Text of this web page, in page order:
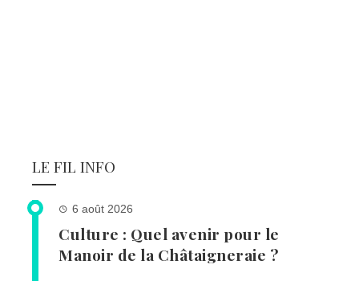
LE FIL INFO
6 août 2026
Culture : Quel avenir pour le
Manoir de la Châtaigneraie ?